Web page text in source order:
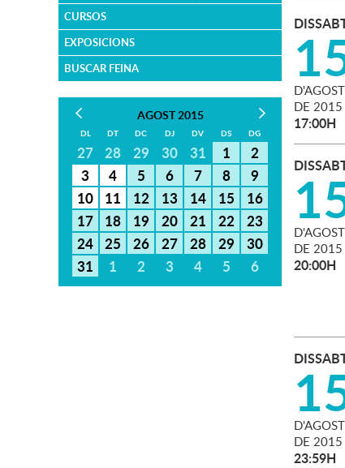
CURSOS
EXPOSICIONS
BUSCAR FEINA
AGOST 2015
DL DT DC DJ DV DS DG
27 28 29 30 31 1
2
3
4 5 6 7 8
9
10
11 12 13 14 15
16
17
18 19 20 21 22
23
24 25 26 27 28 29
30
31
1 2 3 4 5 6
D'AGOST
DE 2015
17:00H
D'AGOST
DE 2015
20:00H
D'AGOST
DE 2015
23:59H